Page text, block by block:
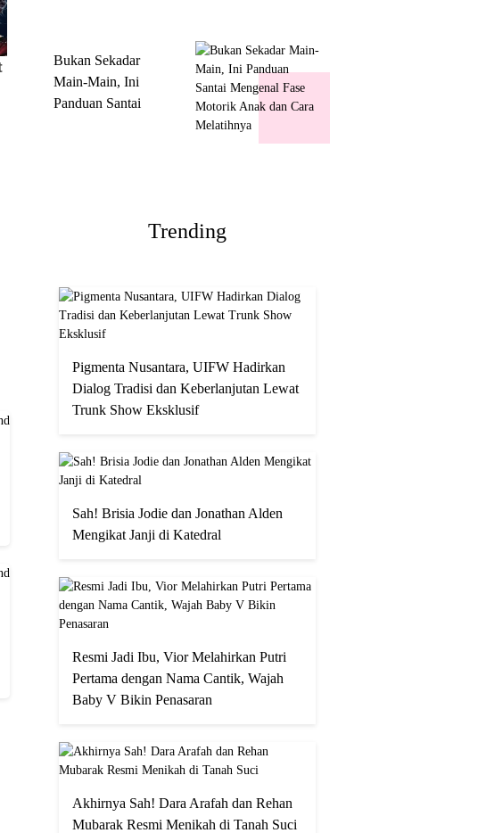
Bukan Sekadar
Main-Main, Ini
Panduan Santai
Trending
Pigmenta Nusantara, UIFW Hadirkan
Dialog Tradisi dan Keberlanjutan Lewat
Trunk Show Eksklusif
Sah! Brisia Jodie dan Jonathan Alden
Mengikat Janji di Katedral
Resmi Jadi Ibu, Vior Melahirkan Putri
Pertama dengan Nama Cantik, Wajah
Baby V Bikin Penasaran
Akhirnya Sah! Dara Arafah dan Rehan
Mubarak Resmi Menikah di Tanah Suci